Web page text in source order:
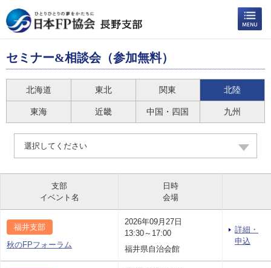
セミナー&相談会（参加無料）
北海道 東北 関東 北陸
東海 近畿 中国・四国 九州
選択してください
支部
イベント名
日時
会場
福井支部
秋のFPフォーラム
2026年09月27日
13:30～17:00
福井県自治会館
詳細・
申込